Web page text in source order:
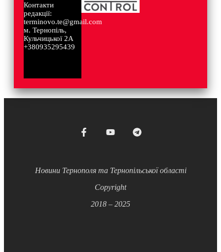
Контакти
редакції:
terminovo.te@gmail.com
м. Тернопіль,
Кульчицької 2А
+380935295439
Новини Тернополя та Тернопільської області
Copyright
2018 – 2025